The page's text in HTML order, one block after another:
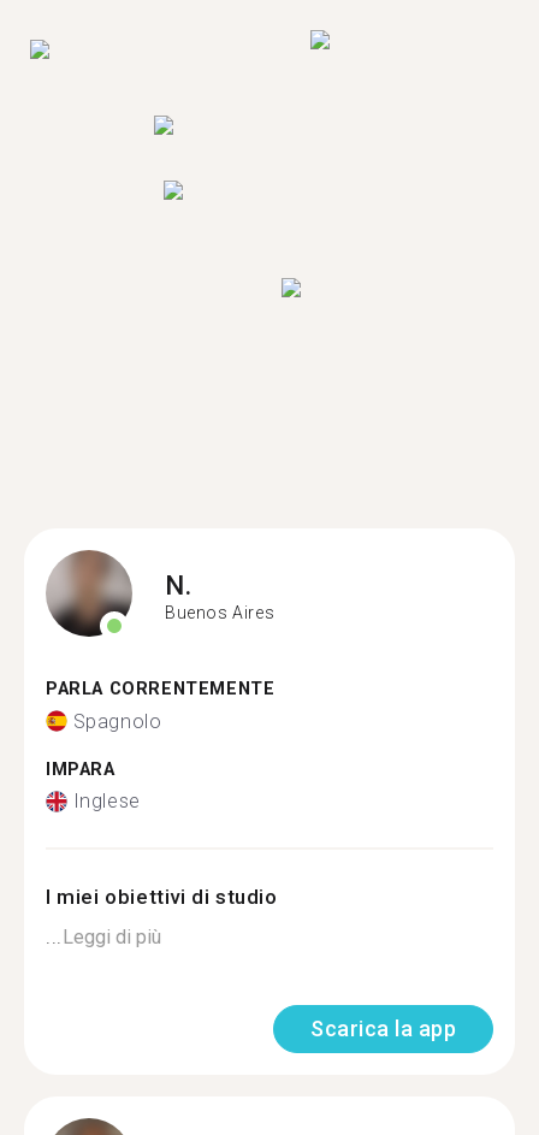
N.
Buenos Aires
PARLA CORRENTEMENTE
Spagnolo
IMPARA
Inglese
I miei obiettivi di studio
...Leggi di più
Scarica la app